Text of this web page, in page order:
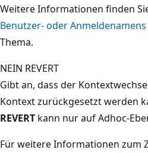
Weitere Informationen finden
Benutzer- oder Anmeldenamens
Thema.
NEIN REVERT
Gibt an, dass der
Kontext zurückgesetzt werden
REVERT kann nur auf Adhoc-
Für weitere Informationen zum